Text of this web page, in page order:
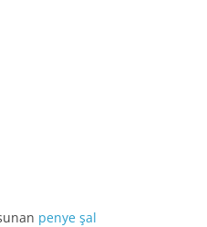
penye şal